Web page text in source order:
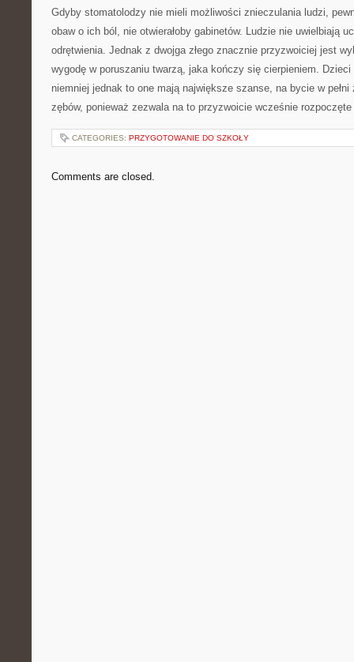
Gdyby stomatolodzy nie mieli możliwości znieczulania ludzi,
obaw o ich ból, nie otwierałoby gabinetów. Ludzie nie uwielbiają
odrętwienia. Jednak z dwojga złego znacznie przyzwoiciej jest
wygodę w poruszaniu twarzą, jaka kończy się cierpieniem.
niemniej jednak to one mają największe szanse, na bycie w
zębów, ponieważ zezwala na to przyzwoicie wcześnie
CATEGORIES: PRZYGOTOWANIE DO SZKOŁY
Comments are closed.